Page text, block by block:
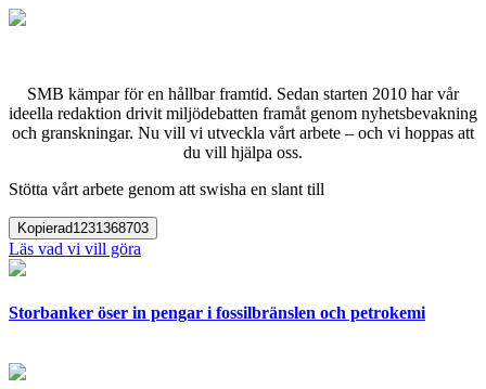
SMB kämpar för en hållbar framtid. Sedan starten 2010 har vår
ideella redaktion drivit miljödebatten framåt genom nyhetsbevakning
och granskningar. Nu vill vi utveckla vårt arbete – och vi hoppas att
du vill hjälpa oss.
Stötta vårt arbete genom att swisha en slant till
Kopierad1231368703
Läs vad vi vill göra
Storbanker öser in pengar i fossilbränslen och petrokemi